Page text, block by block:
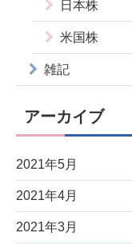
日本株
米国株
雑記
アーカイブ
2021年5月
2021年4月
2021年3月